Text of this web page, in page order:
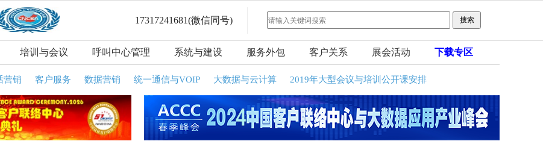
17317241681(微信同号)
培训与会议 呼叫中心管理 系统与建设 服务外包 客户关系 展会活动 下载专区
营销 客户服务 数据营销 统一通信与VOIP 大数据与云计算 2019年大型会议与培训公开课安排